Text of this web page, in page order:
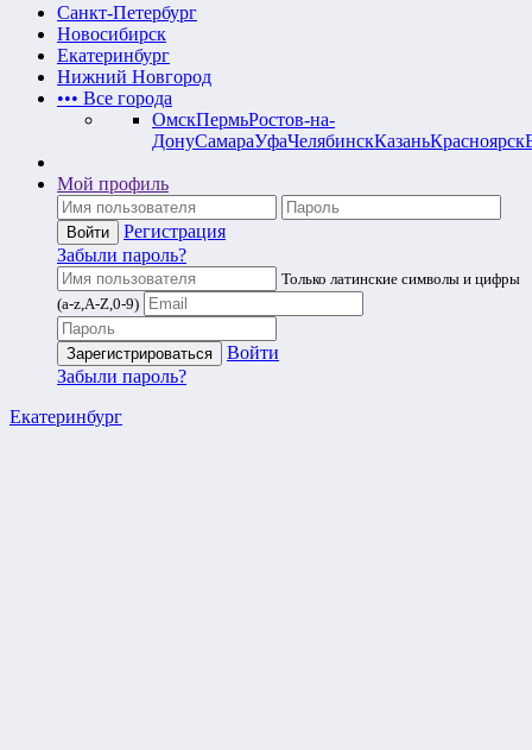
Санкт-Петербург
Новосибирск
Екатеринбург
Нижний Новгород
••• Все города
ОмскПермьРостов-на-
ДонуСамараУфаЧелябинскКазаньКрасноярск
Мой профиль
Регистрация
Забыли пароль?
Только латинские символы и цифры
(a-z,A-Z,0-9)
Войти
Забыли пароль?
Екатеринбург